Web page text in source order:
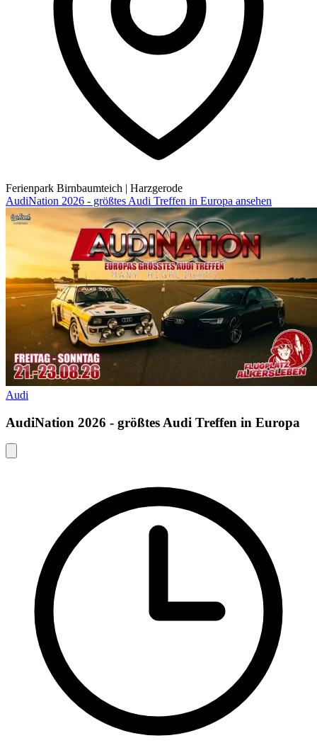
Ferienpark Birnbaumteich | Harzgerode
AudiNation 2026 - größtes Audi Treffen in Europa ansehen
Audi
AudiNation 2026 - größtes Audi Treffen in Europa